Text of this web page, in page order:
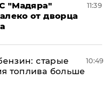
"Мадяра"
от дворца
11:39
старые
топлива больше
10:49